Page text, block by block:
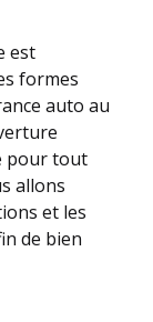
est
formes
auto au
pour tout
allons
et les
de bien